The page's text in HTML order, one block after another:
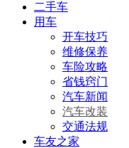
二手车
用车
开车技巧
维修保养
车险攻略
省钱窍门
汽车新闻
汽车改装
交通法规
车友之家